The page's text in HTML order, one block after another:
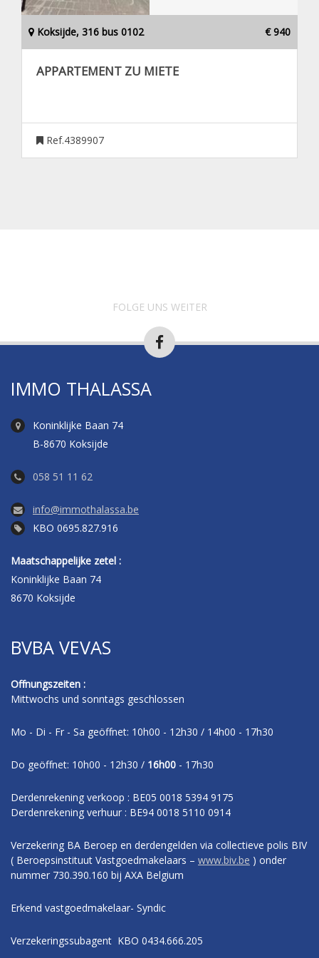
Koksijde, 316 bus 0102 € 940
APPARTEMENT ZU MIETE
Ref.4389907
FOLGE UNS WEITER
IMMO THALASSA
Koninklijke Baan 74
B-8670 Koksijde
058 51 11 62
info@immothalassa.be
KBO 0695.827.916
Maatschappelijke zetel :
Koninklijke Baan 74
8670 Koksijde
BVBA VEVAS
Offnungszeiten :
Mittwochs und sonntags geschlossen
Mo - Di - Fr - Sa geöffnet: 10h00 - 12h30 / 14h00 - 17h30
Do geöffnet: 10h00 - 12h30 / 16h00 - 17h30
Derdenrekening verkoop : BE05 0018 5394 9175
Derdenrekening verhuur : BE94 0018 5110 0914
Verzekering BA Beroep en derdengelden via collectieve polis BIV
( Beroepsinstituut Vastgoedmakelaars – www.biv.be ) onder
nummer 730.390.160 bij AXA Belgium
Erkend vastgoedmakelaar- Syndic
Verzekeringssubagent KBO 0434.666.205